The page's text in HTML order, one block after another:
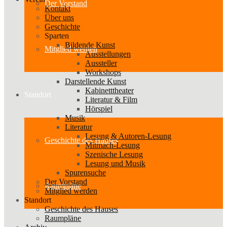
Der Vorstand
Mitglied werden
Standort
Geschichte des Hauses
Raumpläne
Kontakt
Über uns
Geschichte
Sparten
Bildende Kunst
Ausstellungen
Aussteller
Workshops
Darstellende Kunst
Kabinetttheater
Literatur & Film
Hörspiel
Musik
Literatur
Lesung & Autoren-Lesung
Mitmach-Lesung
Szenische Lesung
Lesung und Musik
Spurensuche
Der Vorstand
Mitglied werden
Standort
Geschichte des Hauses
Raumpläne